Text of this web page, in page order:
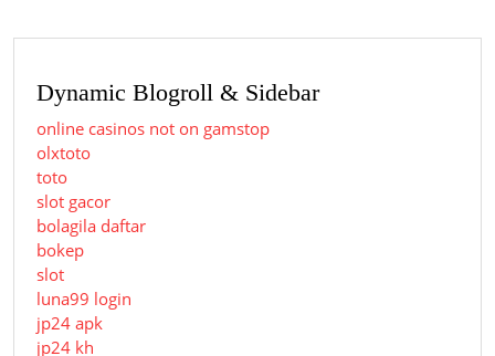
Dynamic Blogroll & Sidebar
online casinos not on gamstop
olxtoto
toto
slot gacor
bolagila daftar
bokep
slot
luna99 login
jp24 apk
jp24 kh